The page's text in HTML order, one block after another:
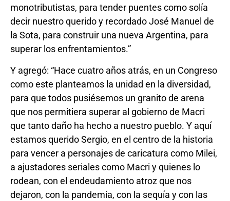
monotributistas, para tender puentes como solía
decir nuestro querido y recordado José Manuel de
la Sota, para construir una nueva Argentina, para
superar los enfrentamientos.”
Y agregó: “Hace cuatro años atrás, en un Congreso
como este planteamos la unidad en la diversidad,
para que todos pusiésemos un granito de arena
que nos permitiera superar al gobierno de Macri
que tanto daño ha hecho a nuestro pueblo. Y aquí
estamos querido Sergio, en el centro de la historia
para vencer a personajes de caricatura como Milei,
a ajustadores seriales como Macri y quienes lo
rodean, con el endeudamiento atroz que nos
dejaron, con la pandemia, con la sequía y con las